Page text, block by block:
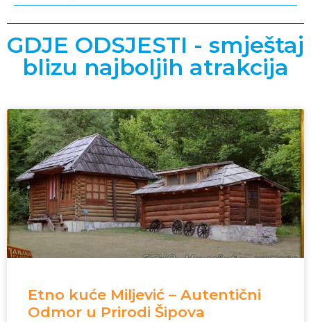
GDJE ODSJESTI - smještaj
blizu najboljih atrakcija
Etno kuće Miljević – Autentični
Odmor u Prirodi Šipova